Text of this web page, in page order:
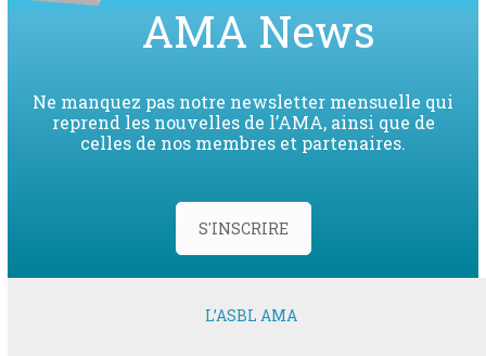
AMA News
Ne manquez pas notre newsletter mensuelle qui
reprend les nouvelles de l’AMA, ainsi que de
celles de nos membres et partenaires.
S'INSCRIRE
L’ASBL AMA